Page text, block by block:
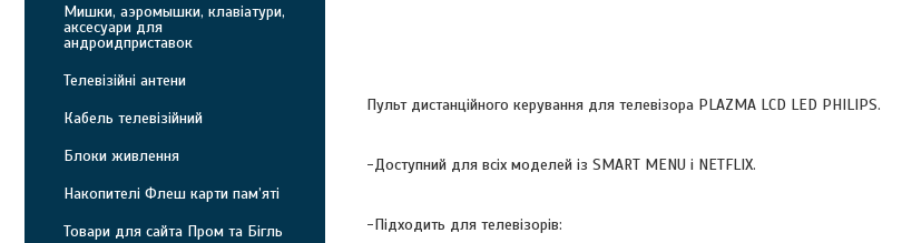
Пульт дистанційного керування для телевізора PLAZMA LCD LED PHILIPS.
-Доступний для всіх моделей із SMART MENU і NETFLIX.
-Підходить для телевізорів:
Мишки, аэромышки, клавіатури,
аксесуари для
андроидприставок
Телевізійні антени
Кабель телевізійний
Блоки живлення
Накопителі Флеш карти пам’яті
Товари для сайта Пром та Бігль